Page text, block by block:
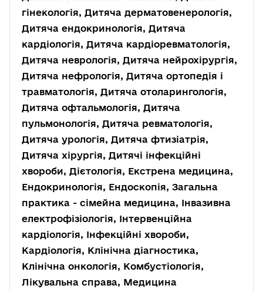
гінекологія, Дитяча дерматовенерологія,
Дитяча ендокринологія, Дитяча
кардіологія, Дитяча кардіоревматологія,
Дитяча неврологія, Дитяча нейрохірургія,
Дитяча нефрологія, Дитяча ортопедія і
травматологія, Дитяча отоларингологія,
Дитяча офтальмологія, Дитяча
пульмонологія, Дитяча ревматологія,
Дитяча урологія, Дитяча фтизіатрія,
Дитяча хірургія, Дитячі інфекційні
хвороби, Дієтологія, Екстрена медицина,
Ендокринологія, Ендоскопія, Загальна
практика - сімейна медицина, Інвазивна
електрофізіологія, Інтервенційна
кардіологія, Інфекційні хвороби,
Кардіологія, Клінічна діагностика,
Клінічна онкологія, Комбустіологія,
Лікувальна справа, Медицина